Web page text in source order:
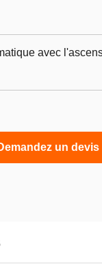
avec
un devis